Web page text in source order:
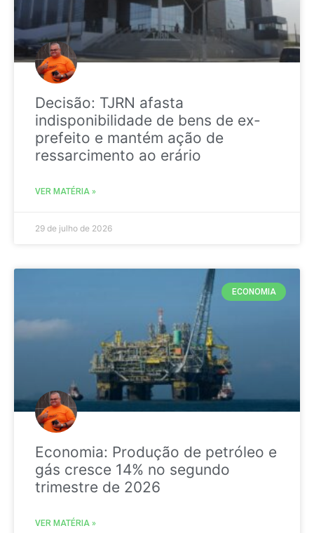
Decisão: TJRN afasta
indisponibilidade de bens de ex-
prefeito e mantém ação de
ressarcimento ao erário
VER MATÉRIA »
29 de julho de 2026
ECONOMIA
Economia: Produção de petróleo e
gás cresce 14% no segundo
trimestre de 2026
VER MATÉRIA »